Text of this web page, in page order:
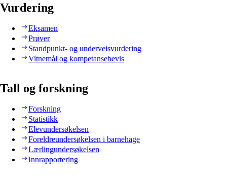
Vurdering
Eksamen
Prøver
Standpunkt- og underveisvurdering
Vitnemål og kompetansebevis
Tall og forskning
Forskning
Statistikk
Elevundersøkelsen
Foreldreundersøkelsen i barnehage
Lærlingundersøkelsen
Innrapportering